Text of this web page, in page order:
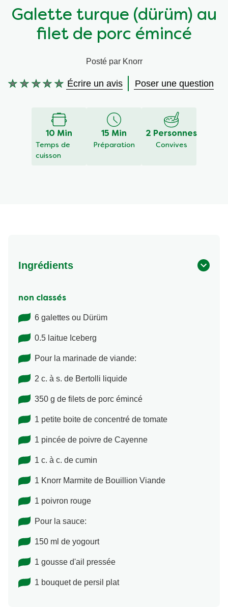
Végétarien
Wraps aux légumes
Aides culinaires
Prêt à l'emploi
Galette turque (dürüm) au
filet de porc émincé
Posté par Knorr
Aucune
Écrire un avis Poser une question
10 Min
Temps de
cuisson
15 Min
Préparation
2 Personnes
Convives
Ingrédients
non classés
6 galettes ou Dürüm
0.5 laitue Iceberg
Pour la marinade de viande:
2 c. à s. de Bertolli liquide
350 g de filets de porc émincé
1 petite boite de concentré de tomate
1 pincée de poivre de Cayenne
1 c. à c. de cumin
1 Knorr Marmite de Bouillion Viande
1 poivron rouge
Pour la sauce:
150 ml de yogourt
1 gousse d'ail pressée
1 bouquet de persil plat